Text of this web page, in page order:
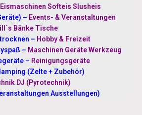
Eismaschinen Softeis Slusheis
– Events- & Veranstaltungen
Bänke Tische
– Hobby & Freizeit
– Maschinen Geräte Werkzeug
– Reinigungsgeräte
(Zelte + Zubehör)
DJ (Pyrotechnik)
Ausstellungen)